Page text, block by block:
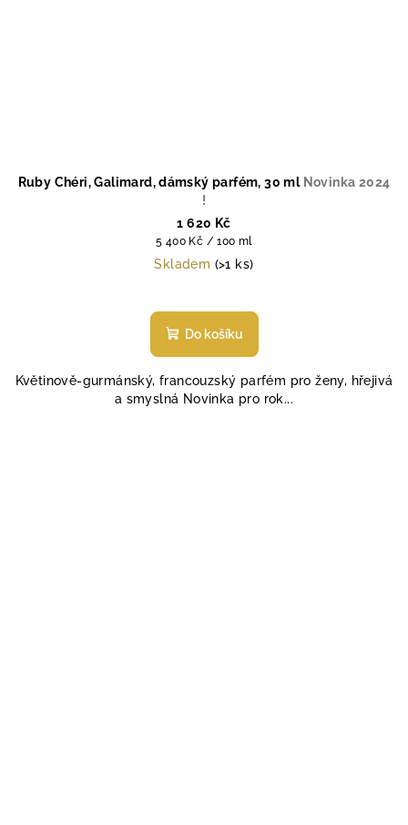
Ruby Chéri, Galimard, dámský parfém, 30 ml Novinka 2024
!
1 620 Kč
Měrná
cena:
5 400 Kč / 100 ml
Skladem (>1 ks)
hodnocení
produktu
z
5
Do košíku
Květinově-gurmánský, francouzský parfém pro ženy, hřejivá
a smyslná Novinka pro rok...